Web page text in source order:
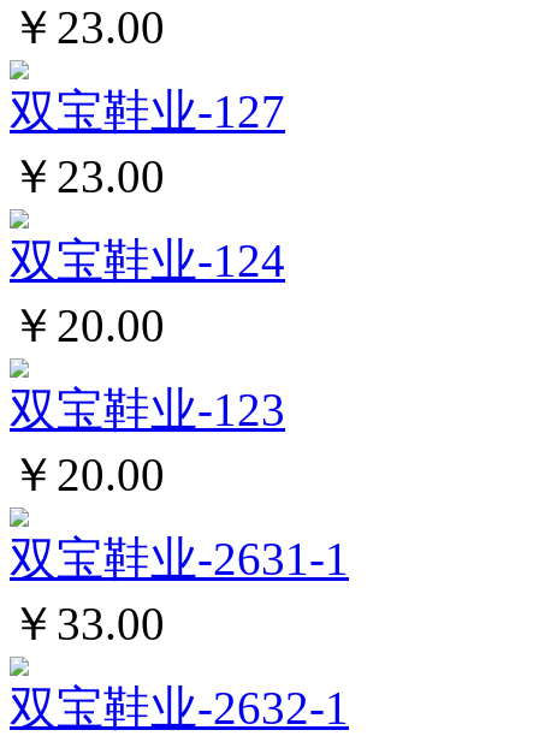
￥23.00
双宝鞋业-127
￥23.00
双宝鞋业-124
￥20.00
双宝鞋业-123
￥20.00
双宝鞋业-2631-1
￥33.00
双宝鞋业-2632-1